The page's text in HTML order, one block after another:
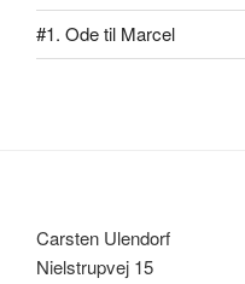
#1. Ode til Marcel
Carsten Ulendorf
Nielstrupvej 15